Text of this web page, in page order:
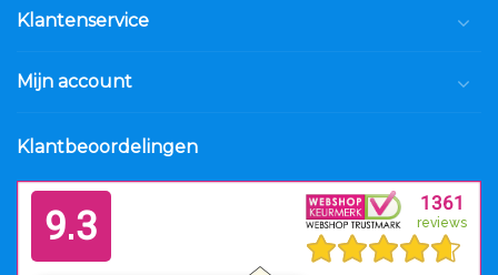
Klantenservice
Mijn account
Klantbeoordelingen